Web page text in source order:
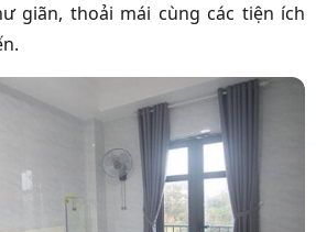
giãn, thoải mái cùng các tiện ích